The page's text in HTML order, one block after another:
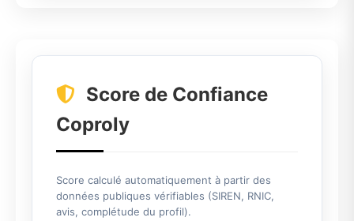
Score de Confiance
Coproly
Score calculé automatiquement à partir des
données publiques vérifiables (SIREN, RNIC,
avis, complétude du profil).